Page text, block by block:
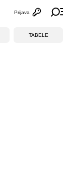
Otvori
Prijava
TABELE